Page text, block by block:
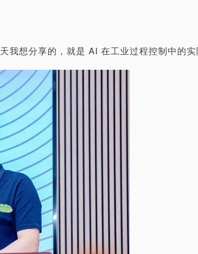
想分享的，就是 AI 在工业过程控制中的实